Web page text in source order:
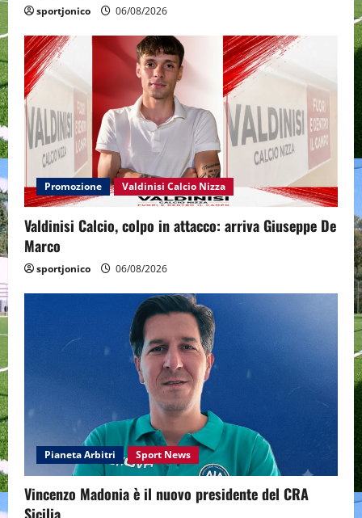
sportjonico 06/08/2026
Promozione Valdinisi Calcio Nizza
Valdinisi Calcio, colpo in attacco: arriva Giuseppe De
Marco
sportjonico 06/08/2026
Pianeta Arbitri Sport News
Vincenzo Madonia è il nuovo presidente del CRA
Sicilia